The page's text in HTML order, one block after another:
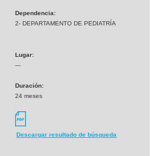
Dependencia:
2- DEPARTAMENTO DE PEDIATRÍA
Lugar:
---
Duración:
24 meses
Descargar resultado de búsqueda